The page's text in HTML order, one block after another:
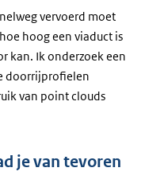
vervoerd moet
hoog een viaduct is
kan. Ik onderzoek een
doorrijprofielen
van point clouds
je van tevoren